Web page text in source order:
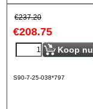
€237.20
€208.75
Koop nu
S90-7-25-038*797